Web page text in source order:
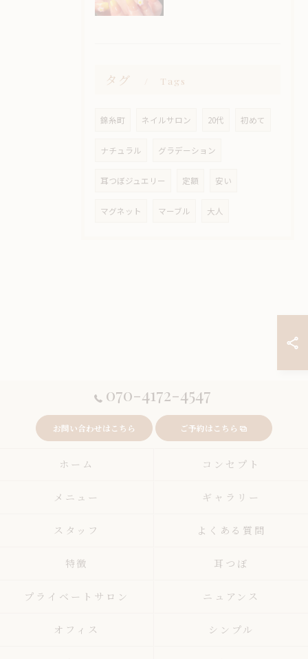
タグ Tags
錦糸町 ネイルサロン 20代 初めて
ナチュラル グラデーション
耳つぼジュエリー 定額 安い
マグネット マーブル 大人
070-4172-4547
お問い合わせはこちら ご予約はこちら
ホーム コンセプト
メニュー ギャラリー
スタッフ よくある質問
特徴 耳つぼ
プライベートサロン ニュアンス
オフィス シンプル